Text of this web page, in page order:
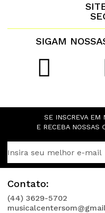
SIGAM
SE INSCREVA EM
E RECEBA NOSSAS
Contato:
(44) 3629-5702